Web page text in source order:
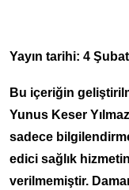
Yayın tarihi: 4 Şubat
Bu içeriğin
Yunus Keser
sadece
edici sağlık
verilmemiştir.